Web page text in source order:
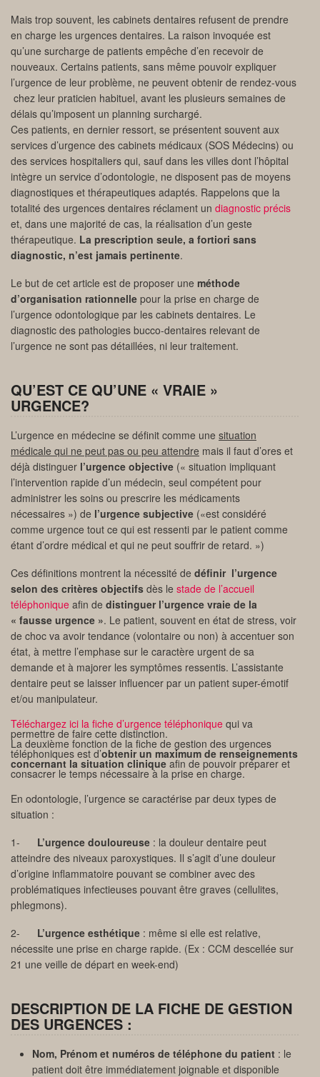
Mais trop souvent, les cabinets dentaires refusent de prendre
en charge les urgences dentaires. La raison invoquée est
qu’une surcharge de patients empêche d’en recevoir de
nouveaux. Certains patients, sans même pouvoir expliquer
l’urgence de leur problème, ne peuvent obtenir de rendez-vous
chez leur praticien habituel, avant les plusieurs semaines de
délais qu’imposent un planning surchargé.
Ces patients, en dernier ressort, se présentent souvent aux
services d’urgence des cabinets médicaux (SOS Médecins) ou
des services hospitaliers qui, sauf dans les villes dont l’hôpital
intègre un service d’odontologie, ne disposent pas de moyens
diagnostiques et thérapeutiques adaptés. Rappelons que la
totalité des urgences dentaires réclament un diagnostic précis
et, dans une majorité de cas, la réalisation d’un geste
thérapeutique. La prescription seule, a fortiori sans
diagnostic, n’est jamais pertinente.
Le but de cet article est de proposer une méthode
d’organisation rationnelle pour la prise en charge de
l’urgence odontologique par les cabinets dentaires. Le
diagnostic des pathologies bucco-dentaires relevant de
l’urgence ne sont pas détaillées, ni leur traitement.
QU’EST CE QU’UNE « VRAIE »
URGENCE?
L’urgence en médecine se définit comme une situation
médicale qui ne peut pas ou peu attendre mais il faut d’ores et
déjà distinguer l’urgence objective (« situation impliquant
l’intervention rapide d’un médecin, seul compétent pour
administrer les soins ou prescrire les médicaments
nécessaires ») de l’urgence subjective («est considéré
comme urgence tout ce qui est ressenti par le patient comme
étant d’ordre médical et qui ne peut souffrir de retard. »)
Ces définitions montrent la nécessité de définir l’urgence
selon des critères objectifs dès le stade de l’accueil
téléphonique afin de distinguer l’urgence vraie de la
« fausse urgence ». Le patient, souvent en état de stress, voir
de choc va avoir tendance (volontaire ou non) à accentuer son
état, à mettre l’emphase sur le caractère urgent de sa
demande et à majorer les symptômes ressentis. L’assistante
dentaire peut se laisser influencer par un patient super-émotif
et/ou manipulateur.
Téléchargez ici la fiche d’urgence téléphonique qui va
permettre de faire cette distinction.
La deuxième fonction de la fiche de gestion des urgences
téléphoniques est d’obtenir un maximum de renseignements
concernant la situation clinique afin de pouvoir préparer et
consacrer le temps nécessaire à la prise en charge.
En odontologie, l’urgence se caractérise par deux types de
situation :
1- L’urgence douloureuse : la douleur dentaire peut
atteindre des niveaux paroxystiques. Il s’agit d’une douleur
d’origine inflammatoire pouvant se combiner avec des
problématiques infectieuses pouvant être graves (cellulites,
phlegmons).
2- L’urgence esthétique : même si elle est relative,
nécessite une prise en charge rapide. (Ex : CCM descellée sur
21 une veille de départ en week-end)
DESCRIPTION DE LA FICHE DE GESTION
DES URGENCES :
Nom, Prénom et numéros de téléphone du patient : le
patient doit être immédiatement joignable et disponible